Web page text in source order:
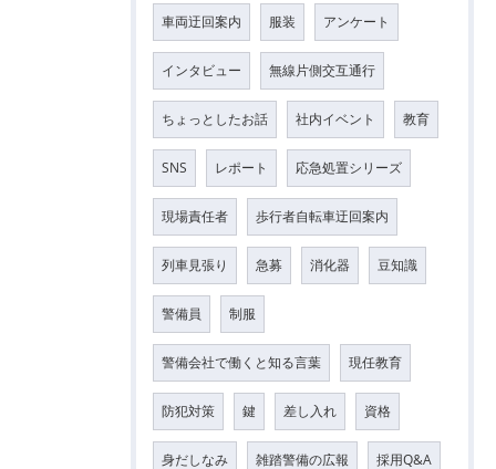
車両迂回案内 服装 アンケート
インタビュー 無線片側交互通行
ちょっとしたお話 社内イベント 教育
SNS レポート 応急処置シリーズ
現場責任者 歩行者自転車迂回案内
列車見張り 急募 消化器 豆知識
警備員 制服
警備会社で働くと知る言葉 現任教育
防犯対策 鍵 差し入れ 資格
身だしなみ 雑踏警備の広報 採用Q&A